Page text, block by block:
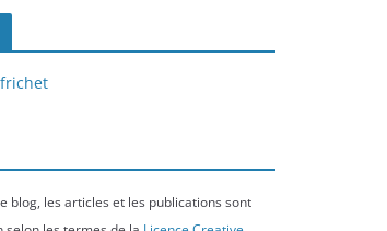
blog, les articles et les publications sont